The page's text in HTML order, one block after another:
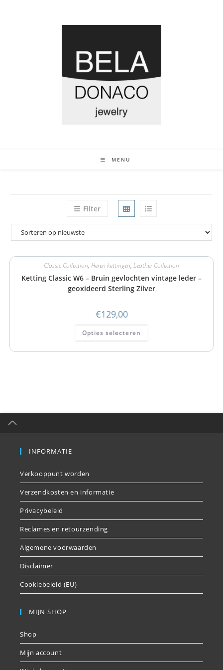
MENU
Filter
Classic Collection, Heren kettingen, Leather Collection
Ketting Classic W6 – Bruin gevlochten vintage leder –
geoxideerd Sterling Zilver
€129,00
Opties selecteren
INFORMATIE
Verkooppunt worden
Verzendkosten en informatie
Privacybeleid
Reclames en retourzending
Algemene voorwaarden
Disclaimer
Cookiebeleid (EU)
MIJN SHOP
Shop
Mijn account